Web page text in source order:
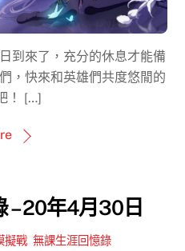
到來了，充分的休息才能備
，快來和英雄們共度悠閒的
！ […]
– 20年4月30日
擬戰 無課生涯回憶錄